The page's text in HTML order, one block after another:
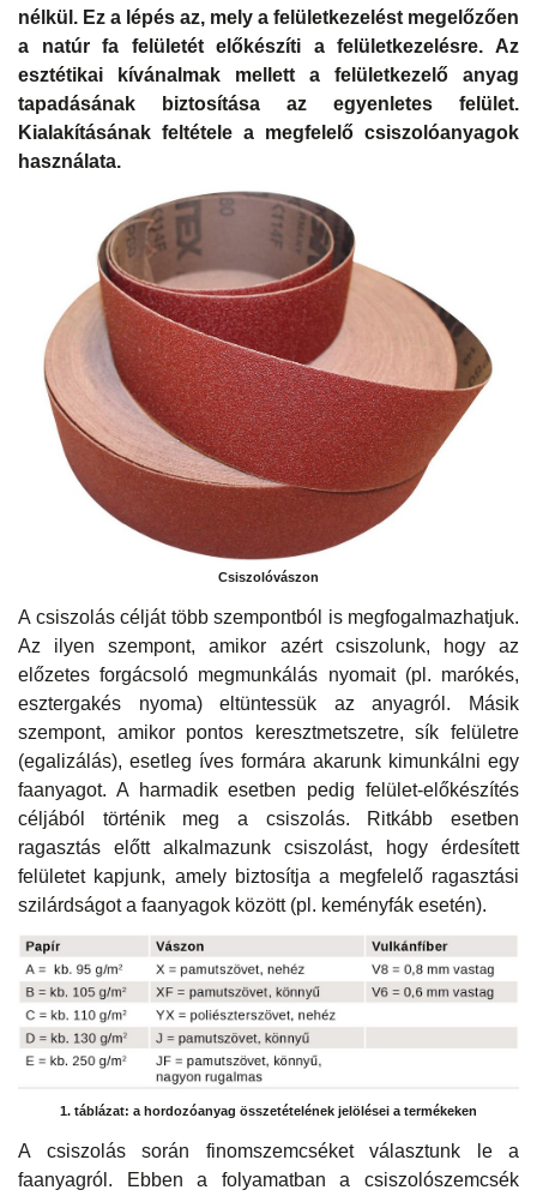
nélkül. Ez a lépés az, mely a felületkezelést megelőzően
a natúr fa felületét előkészíti a felületkezelésre. Az
esztétikai kívánalmak mellett a felületkezelő anyag
tapadásának biztosítása az egyenletes felület.
Kialakításának feltétele a megfelelő csiszolóanyagok
használata.
Csiszolóvászon
A csiszolás célját több szempontból is megfogalmazhatjuk.
Az ilyen szempont, amikor azért csiszolunk, hogy az
előzetes forgácsoló megmunkálás nyomait (pl. marókés,
esztergakés nyoma) eltüntessük az anyagról. Másik
szempont, amikor pontos keresztmetszetre, sík felületre
(egalizálás), esetleg íves formára akarunk kimunkálni egy
faanyagot. A harmadik esetben pedig felület-előkészítés
céljából történik meg a csiszolás. Ritkább esetben
ragasztás előtt alkalmazunk csiszolást, hogy érdesített
felületet kapjunk, amely biztosítja a megfelelő ragasztási
szilárdságot a faanyagok között (pl. keményfák esetén).
1. táblázat: a hordozóanyag összetételének jelölései a termékeken
A csiszolás során finomszemcséket választunk le a
faanyagról. Ebben a folyamatban a csiszolószemcsék